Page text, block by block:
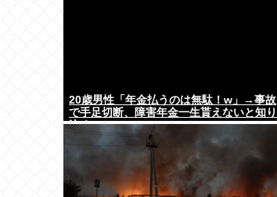
20歳男性「年金払うのは無駄！w」→事故
で手足切断、障害年金一生貰えないと知り
泣く